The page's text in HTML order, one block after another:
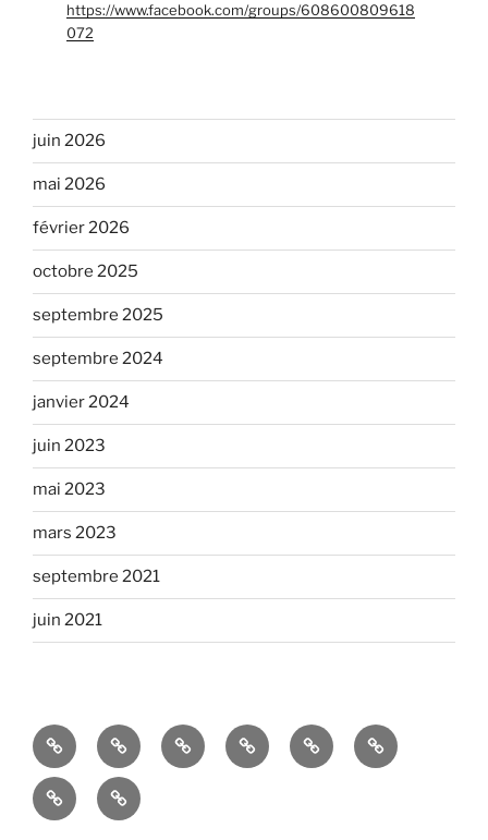
https://www.facebook.com/groups/608600809618
072
juin 2026
mai 2026
février 2026
octobre 2025
septembre 2025
septembre 2024
janvier 2024
juin 2023
mai 2023
mars 2023
septembre 2021
juin 2021
Art
&
Culture
–
Découvrez
nos
Evénements
–
2026
–
Meudon,
une
Neder-
over-
L’âme
de
NECRO-
ART
Cotisations
pour